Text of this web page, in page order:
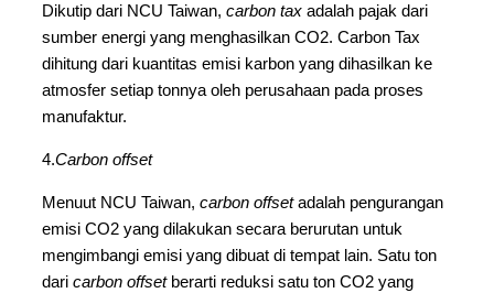
Dikutip dari NCU Taiwan, carbon tax adalah pajak dari
sumber energi yang menghasilkan CO2. Carbon Tax
dihitung dari kuantitas emisi karbon yang dihasilkan ke
atmosfer setiap tonnya oleh perusahaan pada proses
manufaktur.
4.Carbon offset
Menuut NCU Taiwan, carbon offsetadalah pengurangan
emisi CO2 yang dilakukan secara berurutan untuk
mengimbangi emisi yang dibuat di tempat lain. Satu ton
dari carbon offsetberarti reduksi satu ton CO2 yang